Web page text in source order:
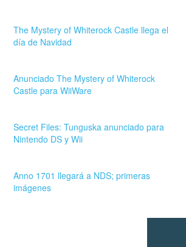
The Mystery of Whiterock Castle llega el
día de Navidad
Anunciado The Mystery of Whiterock
Castle para WiiWare
Secret Files: Tunguska anunciado para
Nintendo DS y Wii
Anno 1701 llegará a NDS; primeras
imágenes